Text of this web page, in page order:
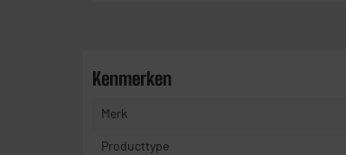
Kenmerken
Merk
Producttype